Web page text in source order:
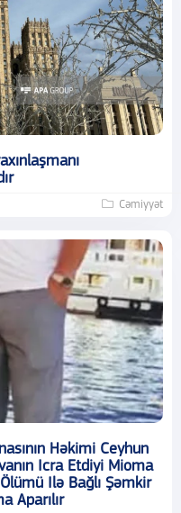
Cəmiyyət
Həkimi Ceyhun
Icra Etdiyi Mioma
Ilə Bağlı Şəmkir
Aparılır